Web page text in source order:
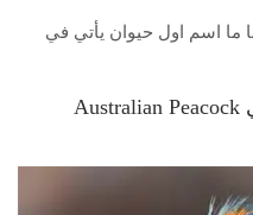
ما اسم اول حيوان يأتي في
7. عنكبوت الطاووس الاسترالي Australian Peacock